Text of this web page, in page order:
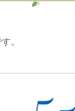
。